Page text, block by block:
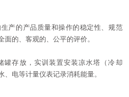
产的产品质量和操作的稳定性、规范
面的、客观的、公平的评价。
罐存放，实训装置安装凉水塔（冷却
、电等计量仪表记录消耗能量。